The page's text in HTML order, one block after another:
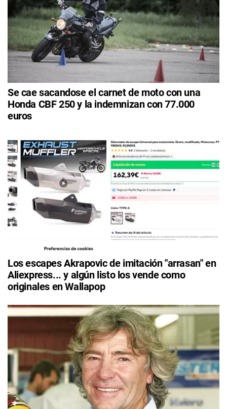
Se cae sacandose el carnet de moto con una
Honda CBF 250 y la indemnizan con 77.000
euros
Los escapes Akrapovic de imitación "arrasan" en
Aliexpress... y algún listo los vende como
originales en Wallapop